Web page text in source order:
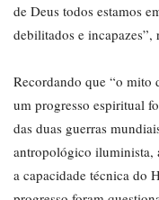
de Deus todos estamos
debilitados e incapazes”,
Recordando que “o mito
um progresso espiritual
das duas guerras
antropológico iluminista,
a capacidade técnica do